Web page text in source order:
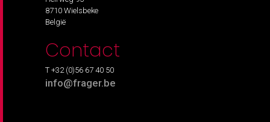
8710 Wielsbeke
België
Contact
T +32 (0)56 67 40 50
info@frager.be